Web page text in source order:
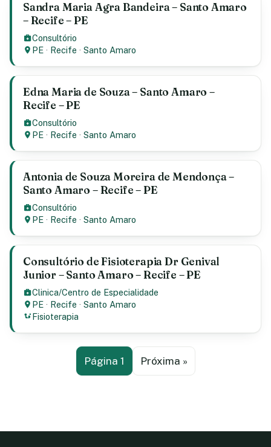
Sandra Maria Agra Bandeira – Santo Amaro
– Recife – PE
Consultório
PE · Recife ·Santo Amaro
Edna Maria de Souza – Santo Amaro –
Recife – PE
Consultório
PE · Recife ·Santo Amaro
Antonia de Souza Moreira de Mendonça –
Santo Amaro – Recife – PE
Consultório
PE · Recife ·Santo Amaro
Consultório de Fisioterapia Dr Genival
Junior – Santo Amaro – Recife – PE
Clinica/Centro de Especialidade
PE · Recife ·Santo Amaro
Fisioterapia
Página 1 Próxima »